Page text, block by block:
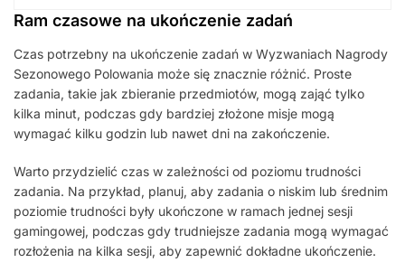
Ram czasowe na ukończenie zadań
Czas potrzebny na ukończenie zadań w Wyzwaniach Nagrody
Sezonowego Polowania może się znacznie różnić. Proste
zadania, takie jak zbieranie przedmiotów, mogą zająć tylko
kilka minut, podczas gdy bardziej złożone misje mogą
wymagać kilku godzin lub nawet dni na zakończenie.
Warto przydzielić czas w zależności od poziomu trudności
zadania. Na przykład, planuj, aby zadania o niskim lub średnim
poziomie trudności były ukończone w ramach jednej sesji
gamingowej, podczas gdy trudniejsze zadania mogą wymagać
rozłożenia na kilka sesji, aby zapewnić dokładne ukończenie.